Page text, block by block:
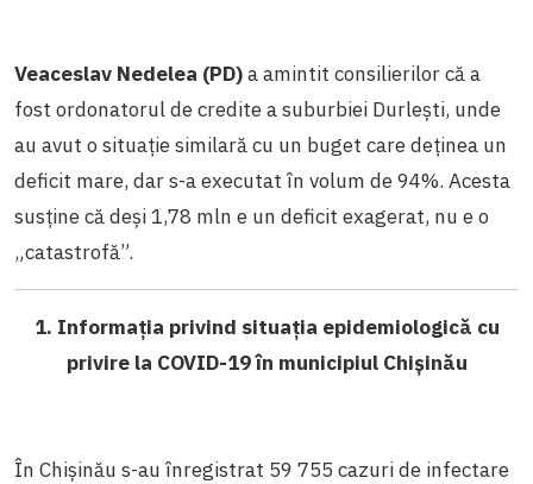
Veaceslav Nedelea (PD)a amintit consilierilor că a
fost ordonatorul de credite a suburbiei Durlești, unde
au avut o situație similară cu un buget care deținea un
deficit mare, dar s-a executat în volum de 94%. Acesta
susține că deși 1,78 mln e un deficit exagerat, nu e o
„catastrofă”.
1. Informația privind situația epidemiologică cu
privire la COVID-19 în municipiul Chișinău
În Chișinău s-au înregistrat 59 755 cazuri de infectare